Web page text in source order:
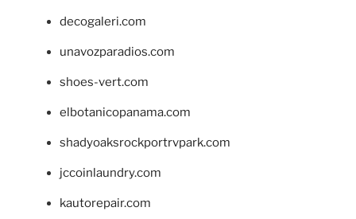
decogaleri.com
unavozparadios.com
shoes-vert.com
elbotanicopanama.com
shadyoaksrockportrvpark.com
jccoinlaundry.com
kautorepair.com